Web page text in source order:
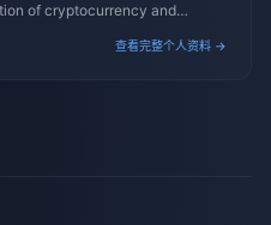
of cryptocurrency and
查看完整个人资料 →